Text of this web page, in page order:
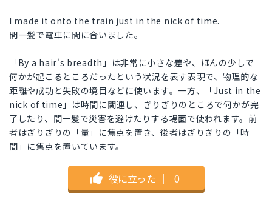
I made it onto the train just in the nick of time.
間一髪で電車に間に合いました。
「By a hair's breadth」は非常に小さな差や、ほんの少しで
何かが起こるところだったという状況を表す表現で、物理的な
距離や成功と失敗の境目などに使います。一方、「Just in the
nick of time」は時間に関連し、ぎりぎりのところで何かが完
了したり、間一髪で災害を避けたりする場面で使われます。前
者はぎりぎりの「量」に焦点を置き、後者はぎりぎりの「時
間」に焦点を置いています。
役に立った ｜ 0